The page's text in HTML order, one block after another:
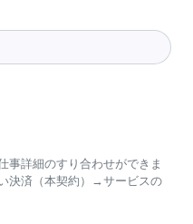
事詳細のすり合わせができま
決済（本契約）→サービスの